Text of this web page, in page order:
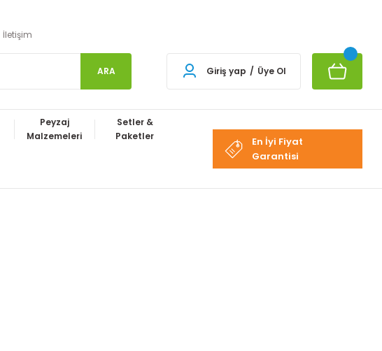
İletişim
ARA Giriş yap / Üye Ol
Peyzaj
Malzemeleri
Setler &
Paketler
En İyi Fiyat
Garantisi